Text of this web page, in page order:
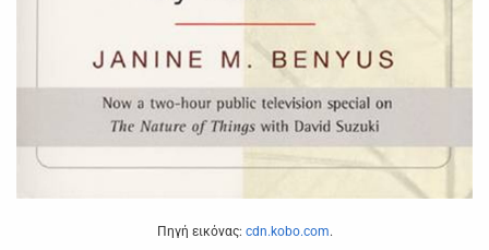
Πηγή εικόνας: cdn.kobo.com.